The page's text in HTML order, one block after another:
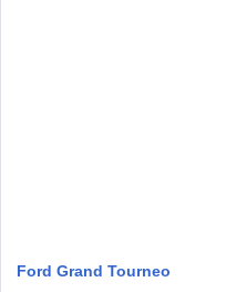
Ford Grand Tourneo